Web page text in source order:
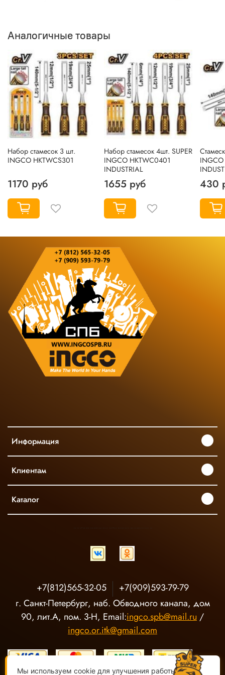
Аналогичные товары
Набор стамесок 3 шт.
INGCO HKTWCS301
1170 руб
Набор стамесок 4шт. SUPER
INGCO HKTWC0401
INDUSTRIAL
1655 руб 430
Информация
Клиентам
Каталог
+7(812)565-32-05
+7(909)593-79-79
г. Санкт-Петербург, наб. Обводного канала, дом
90, лит.А, пом. 3-Н, Email:ingco.spb@mail.ru /
ingco.or.itk@gmail.com
Мы используем cookie для улучшения работы сайта.